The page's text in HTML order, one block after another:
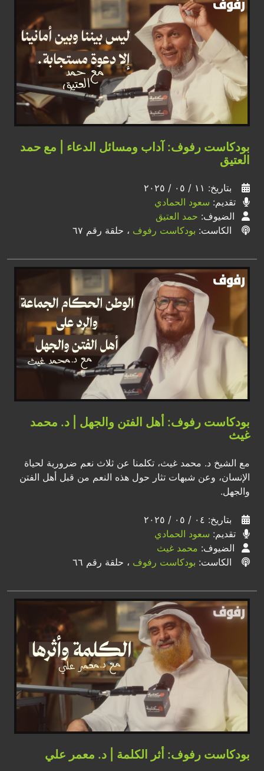
بودكاست رفوف: آداب ومسائل الدعاء | مع حمد
العتيق
بتاريخ: ١١ / ٠٥ / ٢٠٢٥
تقديم: سعود الحمادي
الضيوف: حمد العتيق
الكاست: بودكاست رفوف ، حلقة رقم ٦٧
بودكاست رفوف: أهل الفتن والجهل | د. محمد
غيث
مع الشيخ د. محمد غيث، تكلمنا عن ثلاث نعم ضرورية لحياة
الإنسان، وعن شبهات تثار حول هذه النعم من قبل أهل الفتن
والجهل.
بتاريخ: ٠٤ / ٠٥ / ٢٠٢٥
تقديم: سعود الحمادي
الضيوف: محمد غيث
الكاست: بودكاست رفوف ، حلقة رقم ٦٦
بودكاست رفوف: أثر الكلمة | د. معمر علي